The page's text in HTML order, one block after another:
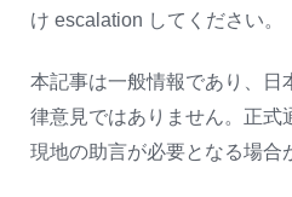
け escalation してください。
本記事は一般情報であり、日
律意見ではありません。正式
現地の助言が必要となる場合